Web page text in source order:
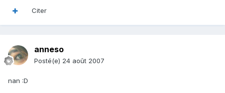
Citer
anneso
Posté(e) 24 août 2007
nan :D